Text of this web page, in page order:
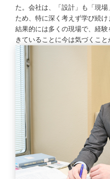
た。会社は、「設計」も「現
ため、特に深く考えず学び続け
結果的には多くの現場で、経
きていることに今は気づくこと